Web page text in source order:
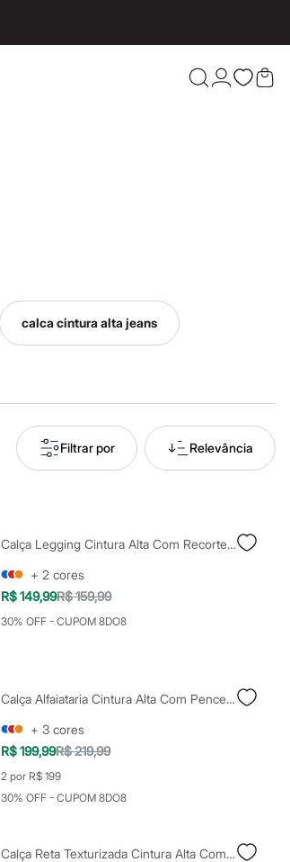
Confira
calca cintura alta jeans
Filtrar por Relevância
Calça Legging Cintura Alta Com Recorte Canelado Esportiva Azul Marinho
+ 2 cores
R$ 149,99R$ 159,99
30% OFF - CUPOM 8DO8
Calça Alfaiataria Cintura Alta Com Pences - Off White
+ 3 cores
R$ 199,99R$ 219,99
2 por R$ 199
30% OFF - CUPOM 8DO8
Calça Reta Texturizada Cintura Alta Com Elástico Vinho